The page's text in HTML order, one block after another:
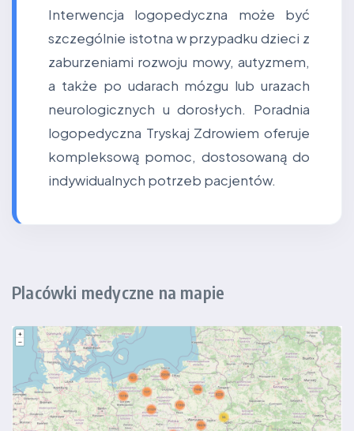
Interwencja logopedyczna może być
szczególnie istotna w przypadku dzieci z
zaburzeniami rozwoju mowy, autyzmem,
a także po udarach mózgu lub urazach
neurologicznych u dorosłych. Poradnia
logopedyczna Tryskaj Zdrowiem oferuje
kompleksową pomoc, dostosowaną do
indywidualnych potrzeb pacjentów.
Placówki medyczne na mapie